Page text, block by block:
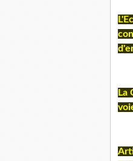
La